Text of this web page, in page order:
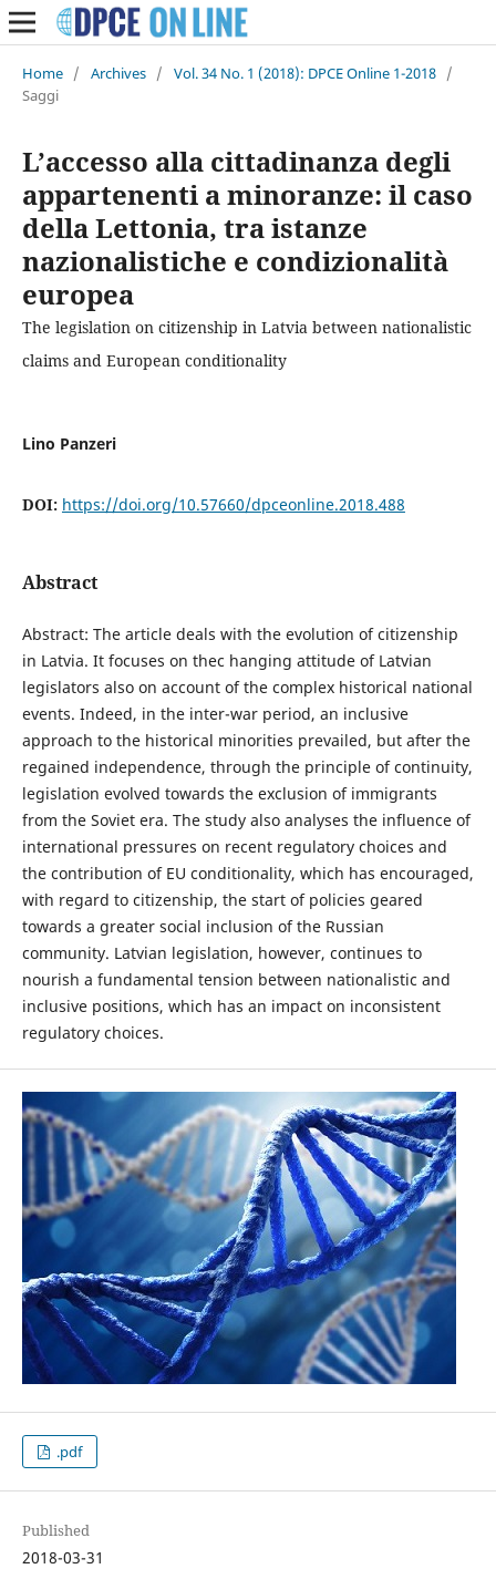
Home / Archives / Vol. 34 No. 1 (2018): DPCE Online 1-2018 /
Saggi
L’accesso alla cittadinanza degli
appartenenti a minoranze: il caso
della Lettonia, tra istanze
nazionalistiche e condizionalità
europea
The legislation on citizenship in Latvia between nationalistic
claims and European conditionality
Lino Panzeri
DOI: https://doi.org/10.57660/dpceonline.2018.488
Abstract
Abstract: The article deals with the evolution of citizenship
in Latvia. It focuses on thec hanging attitude of Latvian
legislators also on account of the complex historical national
events. Indeed, in the inter-war period, an inclusive
approach to the historical minorities prevailed, but after the
regained independence, through the principle of continuity,
legislation evolved towards the exclusion of immigrants
from the Soviet era. The study also analyses the influence of
international pressures on recent regulatory choices and
the contribution of EU conditionality, which has encouraged,
with regard to citizenship, the start of policies geared
towards a greater social inclusion of the Russian
community. Latvian legislation, however, continues to
nourish a fundamental tension between nationalistic and
inclusive positions, which has an impact on inconsistent
regulatory choices.
.pdf
Published
2018-03-31